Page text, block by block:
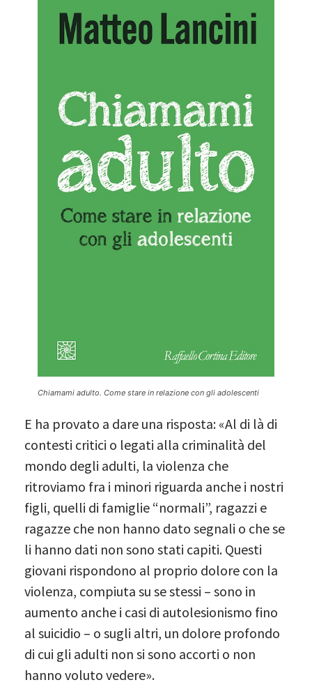
Chiamami adulto. Come stare in relazione con gli adolescenti
E ha provato a dare una risposta: «Al di là di
contesti critici o legati alla criminalità del
mondo degli adulti, la violenza che
ritroviamo fra i minori riguarda anche i nostri
figli, quelli di famiglie “normali”, ragazzi e
ragazze che non hanno dato segnali o che se
li hanno dati non sono stati capiti. Questi
giovani rispondono al proprio dolore con la
violenza, compiuta su se stessi – sono in
aumento anche i casi di autolesionismo fino
al suicidio – o sugli altri, un dolore profondo
di cui gli adulti non si sono accorti o non
hanno voluto vedere».